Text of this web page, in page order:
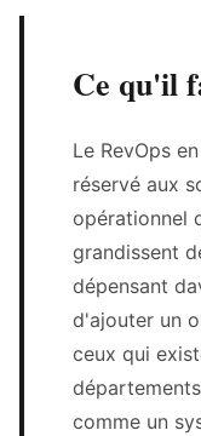
Ce qu'il
Le RevOps
réservé aux
opérationnel
grandissent
dépensant
d'ajouter un
ceux qui
comme un